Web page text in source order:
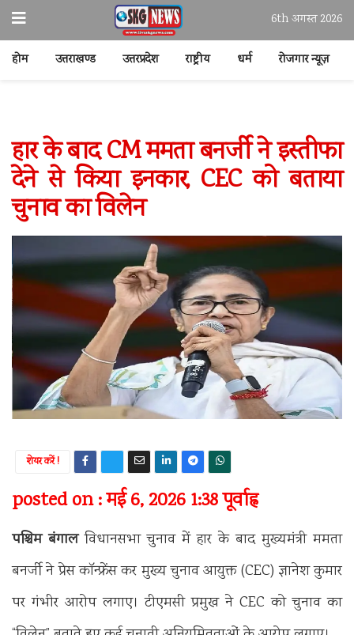
6th अगस्त 2026
होम उत्तराखण्ड उत्तरप्रदेश राष्ट्रीय धर्म रोजगार न्यूज़
हार के बाद CM ममता बनर्जी ने इस्तीफा
देने से किया इनकार, CEC को बताया
चुनाव का विलेन
शेयर करें !
posted on : मई 6, 2026 1:38 पूर्वाह्न
पश्चिम बंगालविधानसभा चुनाव में हार के बाद मुख्यमंत्री ममता
बनर्जी ने प्रेस कॉन्फ्रेंस कर मुख्य चुनाव आयुक्त (CEC) ज्ञानेश कुमार
पर गंभीर आरोप लगाए। टीएमसी प्रमुख ने CEC को चुनाव का